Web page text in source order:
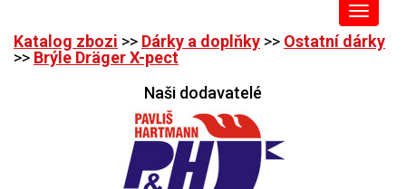
Toggle
Katalog zbozi >> Dárky a doplňky >> Ostatní dárky
>> Brýle Dräger X-pect
Naši dodavatelé